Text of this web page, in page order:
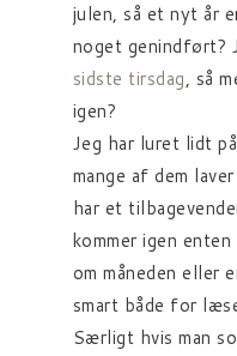
julen, så et nyt år
noget genindført?
sidste tirsdag, så
igen?
Jeg har luret lidt
mange af dem
har et
kommer igen enten
om måneden eller
smart både for
Særligt hvis man